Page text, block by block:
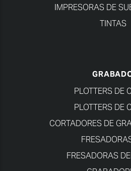
IMPRESORAS DE
TINTAS
PLOTTERS DE
PLOTTERS DE
CORTADORES DE
FRESADORAS